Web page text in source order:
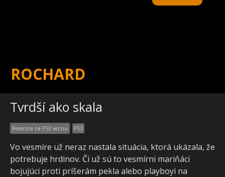
ROCHARD
Tvrdší ako skala
Recenzia na PS3 verziu PS3
Vo vesmíre už neraz nastala situácia, ktorá ukázala, že
potrebuje hrdinov. Či už sú to vesmírni mariňáci
bojujúci proti príšerám pekla alebo playboyi na